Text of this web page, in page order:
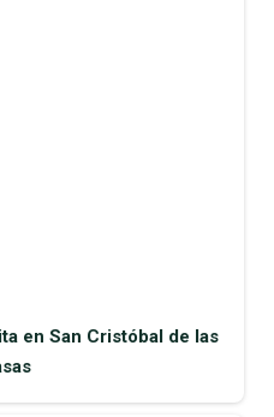
en San Cristóbal de las